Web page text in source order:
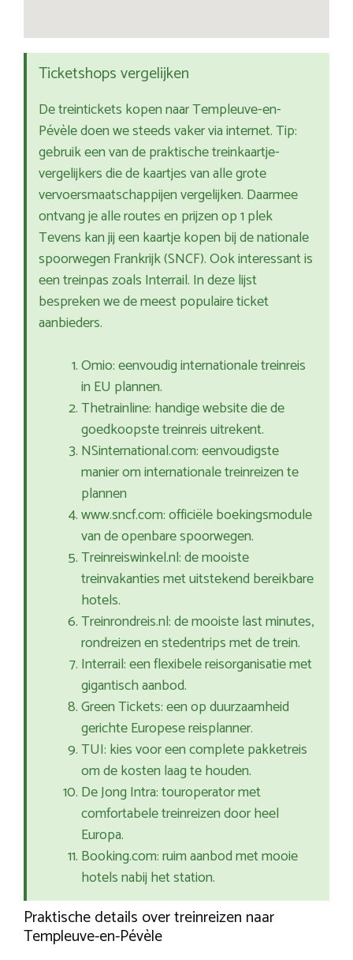
Ticketshops vergelijken
De treintickets kopen naar Templeuve-en-
Pévèle doen we steeds vaker via internet. Tip:
gebruik een van de praktische treinkaartje-
vergelijkers die de kaartjes van alle grote
vervoersmaatschappijen vergelijken. Daarmee
ontvang je alle routes en prijzen op 1 plek
Tevens kan jij een kaartje kopen bij de nationale
spoorwegen Frankrijk (SNCF). Ook interessant is
een treinpas zoals Interrail. In deze lijst
bespreken we de meest populaire ticket
aanbieders.
Omio: eenvoudig internationale treinreis
in EU plannen.
Thetrainline: handige website die de
goedkoopste treinreis uitrekent.
NSinternational.com: eenvoudigste
manier om internationale treinreizen te
plannen
www.sncf.com: officiële boekingsmodule
van de openbare spoorwegen.
Treinreiswinkel.nl: de mooiste
treinvakanties met uitstekend bereikbare
hotels.
Treinrondreis.nl: de mooiste last minutes,
rondreizen en stedentrips met de trein.
Interrail: een flexibele reisorganisatie met
gigantisch aanbod.
Green Tickets: een op duurzaamheid
gerichte Europese reisplanner.
TUI: kies voor een complete pakketreis
om de kosten laag te houden.
De Jong Intra: touroperator met
comfortabele treinreizen door heel
Europa.
Booking.com: ruim aanbod met mooie
hotels nabij het station.
Praktische details over treinreizen naar
Templeuve-en-Pévèle